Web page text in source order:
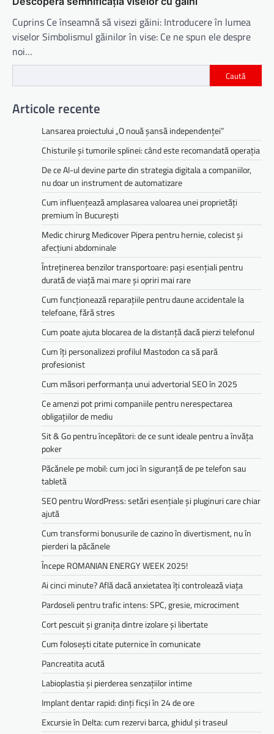
Cuprins Ce înseamnă să visezi găini: Introducere în lumea
viselor Simbolismul găinilor în vise: Ce ne spun ele despre
noi…
Caută
Articole recente
Lansarea proiectului „O nouă șansă independenței”
Chisturile și tumorile splinei: când este recomandată operația
De ce AI-ul devine parte din strategia digitala a companiilor,
nu doar un instrument de automatizare
Cum influențează amplasarea valoarea unei proprietăți
premium în București
Medic chirurg Medicover Pipera pentru hernie, colecist și
afecțiuni abdominale
Întreținerea benzilor transportoare: pași esențiali pentru
durată de viață mai mare și opriri mai rare
Cum funcționează reparațiile pentru daune accidentale la
telefoane, fără stres
Cum poate ajuta blocarea de la distanță dacă pierzi telefonul
Cum îți personalizezi profilul Mastodon ca să pară
profesionist
Cum măsori performanța unui advertorial SEO în 2025
Ce amenzi pot primi companiile pentru nerespectarea
obligațiilor de mediu­­
Sit & Go pentru începători: de ce sunt ideale pentru a învăța
poker
Păcănele pe mobil: cum joci în siguranță de pe telefon sau
tabletă
SEO pentru WordPress: setări esențiale și pluginuri care chiar
ajută
Cum transformi bonusurile de cazino în divertisment, nu în
pierderi la păcănele
Începe ROMANIAN ENERGY WEEK 2025!
Ai cinci minute? Află dacă anxietatea îți controlează viața
Pardoseli pentru trafic intens: SPC, gresie, microciment
Cort pescuit și granița dintre izolare și libertate
Cum folosești citate puternice în comunicate
Pancreatita acută
Labioplastia și pierderea senzațiilor intime
Implant dentar rapid: dinți ficși în 24 de ore
Excursie în Delta: cum rezervi barca, ghidul și traseul